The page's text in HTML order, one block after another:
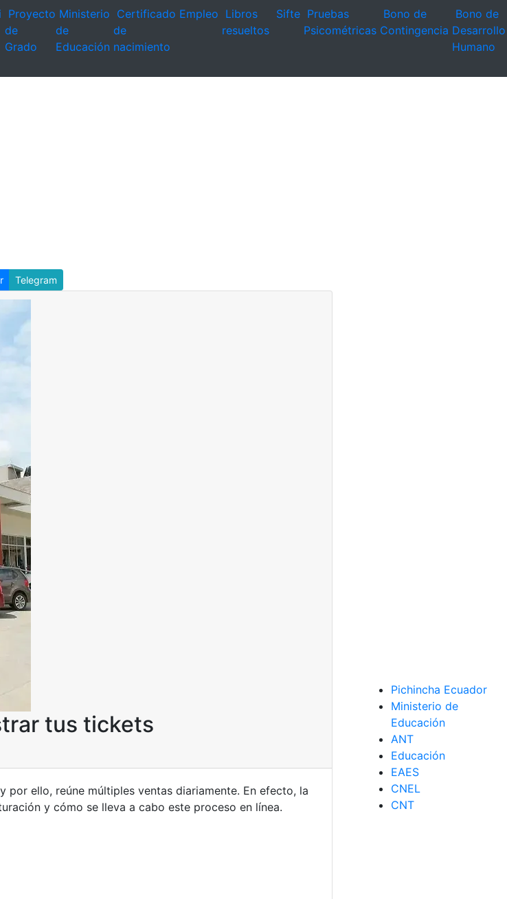
Proyecto
de
Grado
Ministerio
de
Educación
Certificado
de
nacimiento
Empleo Libros
resueltos
Sifte Pruebas
Psicométricas
Bono de
Contingencia
Bono de
Desarrollo
Humano
Telegram
tus tickets
ello, reúne múltiples ventas diariamente. En efecto, la
y cómo se lleva a cabo este proceso en línea.
Pichincha Ecuador
Ministerio de
Educación
ANT
Educación
EAES
CNEL
CNT